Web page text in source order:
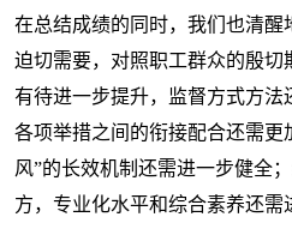
在总结成绩的同时，我们也清
迫切需要，对照职工群众的殷
有待进一步提升，监督方式方法
各项举措之间的衔接配合还需更
风”的长效机制还需进一步健全
方，专业化水平和综合素养还